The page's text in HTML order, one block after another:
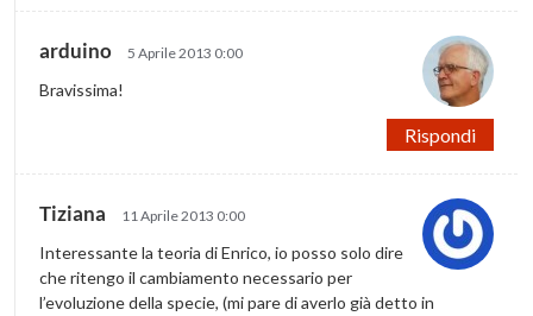
arduino 5 Aprile 2013 0:00
Bravissima!
Rispondi
Tiziana 11 Aprile 2013 0:00
Interessante la teoria di Enrico, io posso solo dire
che ritengo il cambiamento necessario per
l’evoluzione della specie, (mi pare di averlo già detto in